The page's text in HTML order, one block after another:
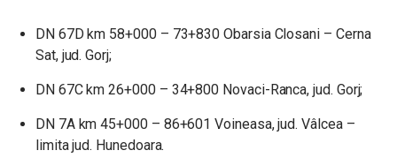
DN 67D km 58+000 – 73+830 Obarsia Closani – Cerna
Sat, jud. Gorj;
DN 67C km 26+000 – 34+800 Novaci-Ranca, jud. Gorj;
DN 7A km 45+000 – 86+601 Voineasa, jud. Vâlcea –
limita jud. Hunedoara.